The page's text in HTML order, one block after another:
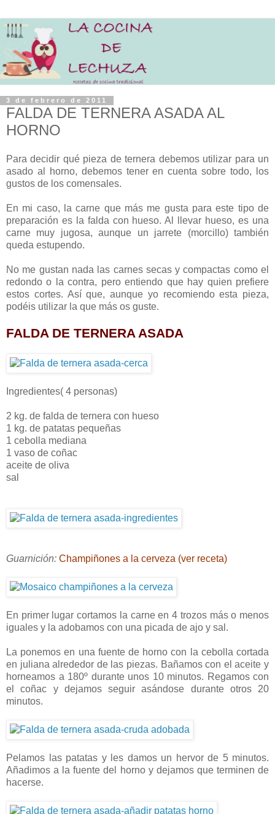
3 de febrero de 2011
FALDA DE TERNERA ASADA AL
HORNO
Para decidir qué pieza de ternera debemos utilizar para un
asado al horno, debemos tener en cuenta sobre todo, los
gustos de los comensales.
En mi caso, la carne que más me gusta para este tipo de
preparación es la falda con hueso. Al llevar hueso, es una
carne muy jugosa, aunque un jarrete (morcillo) también
queda estupendo.
No me gustan nada las carnes secas y compactas como el
redondo o la contra, pero entiendo que hay quien prefiere
estos cortes. Así que, aunque yo recomiendo esta pieza,
podéis utilizar la que más os guste.
FALDA DE TERNERA ASADA
Ingredientes( 4 personas)
2 kg. de falda de ternera con hueso
1 kg. de patatas pequeñas
1 cebolla mediana
1 vaso de coñac
aceite de oliva
sal
Guarnición: Champiñones a la cerveza (ver receta)
En primer lugar cortamos la carne en 4 trozos más o menos
iguales y la adobamos con una picada de ajo y sal.
La ponemos en una fuente de horno con la cebolla cortada
en juliana alrededor de las piezas. Bañamos con el aceite y
horneamos a 180º durante unos 10 minutos. Regamos con
el coñac y dejamos seguir asándose durante otros 20
minutos.
Pelamos las patatas y les damos un hervor de 5 minutos.
Añadimos a la fuente del horno y dejamos que terminen de
hacerse.